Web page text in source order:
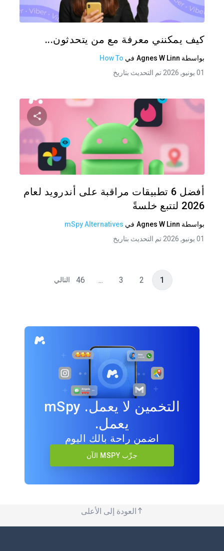
كيف يمكنني معرفة مع من يتحدثون...
بواسطة Agnes W Linn في How To
01 يونيو, 2026 تم التحديث بتاريخ
شارك
أفضل 6 تطبيقات مراقبة على أندرويد لعام
2026 لتتبع خلسةً
بواسطة Agnes W Linn في mSpy Alternatives
01 يونيو, 2026 تم التحديث بتاريخ
1
2
3
...
46 التالي
التخمين لا يعمل. mSpy
يعمل.
اضمن راحة بالك اليوم
جرِّب MSPY الآن
العودة إلى الأعلى